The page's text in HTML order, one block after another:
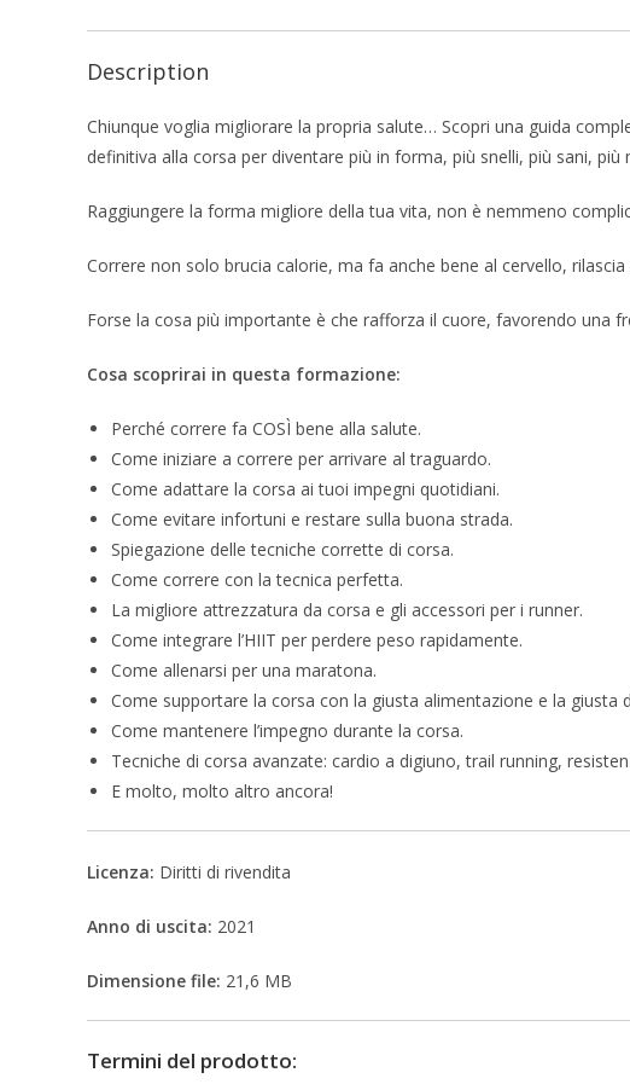
Description
Chiunque voglia migliorare la propria salute… Scopri una guida
definitiva alla corsa per diventare più in forma, più snelli, più sani,
Raggiungere la forma migliore della tua vita, non è nemmeno
Correre non solo brucia calorie, ma fa anche bene al cervello,
Forse la cosa più importante è che rafforza il cuore, favorendo una
Cosa scoprirai in questa formazione:
Perché correre fa COSÌ bene alla salute.
Come iniziare a correre per arrivare al traguardo.
Come adattare la corsa ai tuoi impegni quotidiani.
Come evitare infortuni e restare sulla buona strada.
Spiegazione delle tecniche corrette di corsa.
Come correre con la tecnica perfetta.
La migliore attrezzatura da corsa e gli accessori per i runner.
Come integrare l’HIIT per perdere peso rapidamente.
Come allenarsi per una maratona.
Come supportare la corsa con la giusta alimentazione e la giusta
Come mantenere l’impegno durante la corsa.
Tecniche di corsa avanzate: cardio a digiuno, trail running,
E molto, molto altro ancora!
Licenza: Diritti di rivendita
Anno di uscita: 2021
Dimensione file: 21,6 MB
Termini del prodotto: